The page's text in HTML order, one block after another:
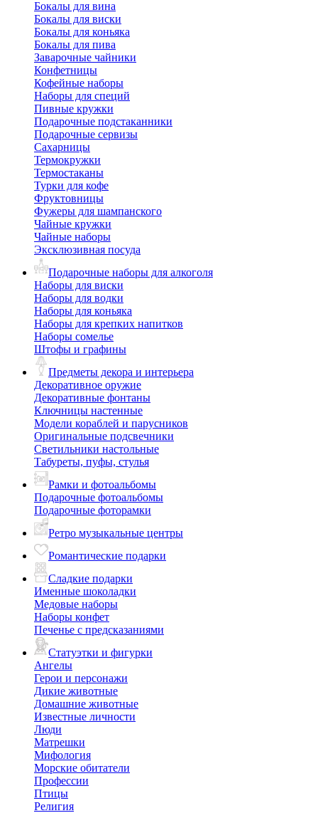
Бокалы для вина
Бокалы для виски
Бокалы для коньяка
Бокалы для пива
Заварочные чайники
Конфетницы
Кофейные наборы
Наборы для специй
Пивные кружки
Подарочные подстаканники
Подарочные сервизы
Сахарницы
Термокружки
Термостаканы
Турки для кофе
Фруктовницы
Фужеры для шампанского
Чайные кружки
Чайные наборы
Эксклюзивная посуда
Подарочные наборы для алкоголя
Наборы для виски
Наборы для водки
Наборы для коньяка
Наборы для крепких напитков
Наборы сомелье
Штофы и графины
Предметы декора и интерьера
Декоративное оружие
Декоративные фонтаны
Ключницы настенные
Модели кораблей и парусников
Оригинальные подсвечники
Светильники настольные
Табуреты, пуфы, стулья
Рамки и фотоальбомы
Подарочные фотоальбомы
Подарочные фоторамки
Ретро музыкальные центры
Романтические подарки
Сладкие подарки
Именные шоколадки
Медовые наборы
Наборы конфет
Печенье с предсказаниями
Статуэтки и фигурки
Ангелы
Герои и персонажи
Дикие животные
Домашние животные
Известные личности
Люди
Матрешки
Мифология
Морские обитатели
Профессии
Птицы
Религия